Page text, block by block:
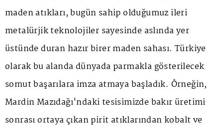
maden atıkları, bugün sahip olduğumuz ileri
metalürjik teknolojiler sayesinde aslında yer
üstünde duran hazır birer maden sahası. Türkiye
olarak bu alanda dünyada parmakla gösterilecek
somut başarılara imza atmaya başladık. Örneğin,
Mardin Mazıdağı'ndaki tesisimizde bakır üretimi
sonrası ortaya çıkan pirit atıklarından kobalt ve